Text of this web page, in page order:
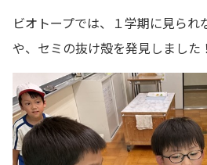
ビオトープでは、１学期に見られ
や、セミの抜け殻を発見しました！